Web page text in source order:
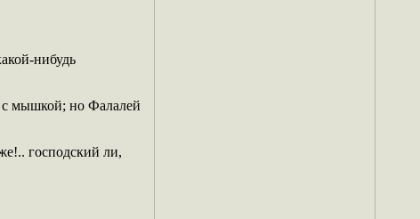
нибудь
с мышкой; но Фалалей
господский ли,